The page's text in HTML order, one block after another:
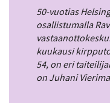
50-vuotias
osallistumalla
kuukausi
54, on eri
on Juhani